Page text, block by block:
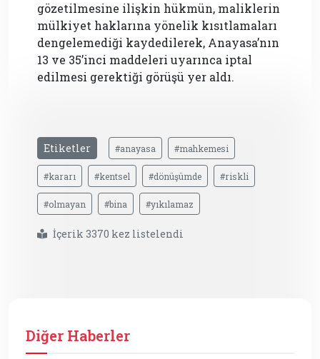
gözetilmesine ilişkin hükmün, maliklerin
mülkiyet haklarına yönelik kısıtlamaları
dengelemediği kaydedilerek, Anayasa’nın
13 ve 35’inci maddeleri uyarınca iptal
edilmesi gerektiği görüşü yer aldı.
Etiketler #anayasa #mahkemesi
#kararı #kentsel #dönüşümde #riskli
#olmayan #bina #yıkılamaz
İçerik 3370 kez listelendi
Diğer Haberler